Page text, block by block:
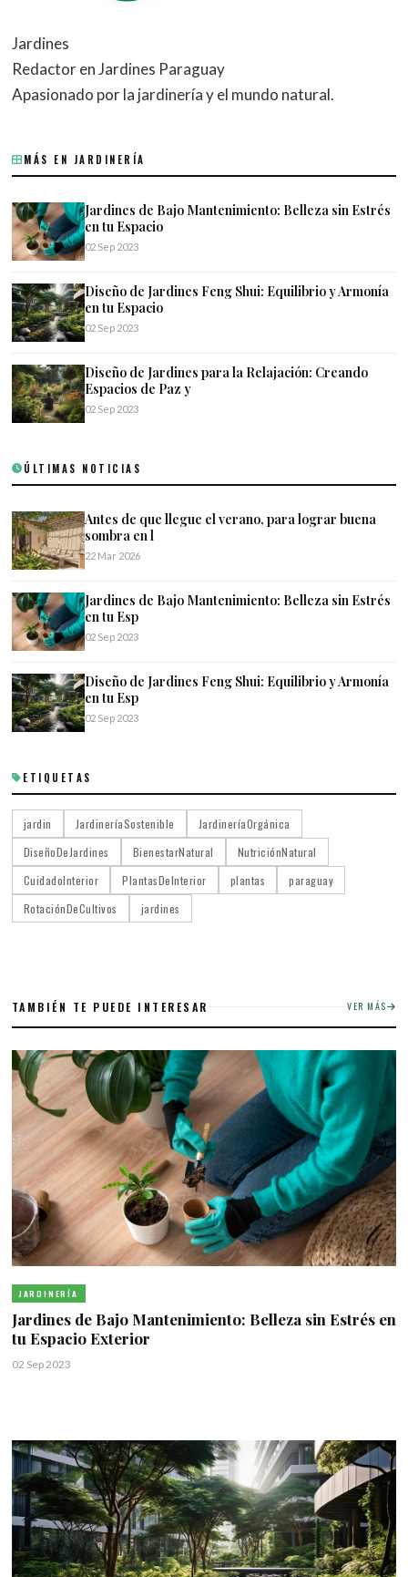
Jardines
Redactor en Jardines Paraguay
Apasionado por la jardinería y el mundo natural.
MÁS EN JARDINERÍA
Jardines de Bajo Mantenimiento: Belleza sin Estrés
en tu Espacio
02 Sep 2023
Diseño de Jardines Feng Shui: Equilibrio y Armonía
en tu Espacio
02 Sep 2023
Diseño de Jardines para la Relajación: Creando
Espacios de Paz y
02 Sep 2023
ÚLTIMAS NOTICIAS
Antes de que llegue el verano, para lograr buena
sombra en l
22 Mar 2026
Jardines de Bajo Mantenimiento: Belleza sin Estrés
en tu Esp
02 Sep 2023
Diseño de Jardines Feng Shui: Equilibrio y Armonía
en tu Esp
02 Sep 2023
ETIQUETAS
jardin JardineríaSostenible
JardineríaOrgánica
DiseñoDeJardines
BienestarNatural
NutriciónNatural
CuidadoInterior
PlantasDeInterior plantas
paraguay
RotaciónDeCultivos
jardines
TAMBIÉN TE PUEDE INTERESAR VER MÁS
JARDINERÍA
Jardines de Bajo Mantenimiento: Belleza sin Estrés en
tu Espacio Exterior
02 Sep 2023